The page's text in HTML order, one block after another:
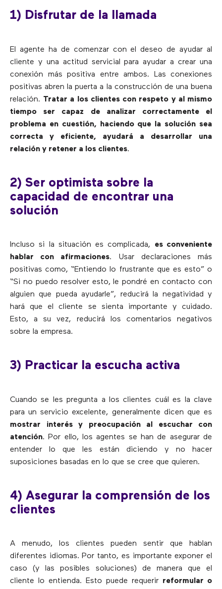
1) Disfrutar de la llamada
El agente ha de comenzar con el deseo de ayudar al
cliente y una actitud servicial para ayudar a crear una
conexión más positiva entre ambos. Las conexiones
positivas abren la puerta a la construcción de una buena
relación. Tratar a los clientes con respeto y al mismo
tiempo ser capaz de analizar correctamente el
problema en cuestión, haciendo que la solución sea
correcta y eficiente, ayudará a desarrollar una
relación y retener a los clientes.
2) Ser optimista sobre la
capacidad de encontrar una
solución
Incluso si la situación es complicada, es conveniente
hablar con afirmaciones. Usar declaraciones más
positivas como, “Entiendo lo frustrante que es esto” o
“Si no puedo resolver esto, le pondré en contacto con
alguien que pueda ayudarle”, reducirá la negatividad y
hará que el cliente se sienta importante y cuidado.
Esto, a su vez, reducirá los comentarios negativos
sobre la empresa.
3) Practicar la escucha activa
Cuando se les pregunta a los clientes cuál es la clave
para un servicio excelente, generalmente dicen que es
mostrar interés y preocupación al escuchar con
atención. Por ello, los agentes se han de asegurar de
entender lo que les están diciendo y no hacer
suposiciones basadas en lo que se cree que quieren.
4) Asegurar la comprensión de los
clientes
A menudo, los clientes pueden sentir que hablan
diferentes idiomas. Por tanto, es importante exponer el
caso (y las posibles soluciones) de manera que el
cliente lo entienda. Esto puede requerir reformular o